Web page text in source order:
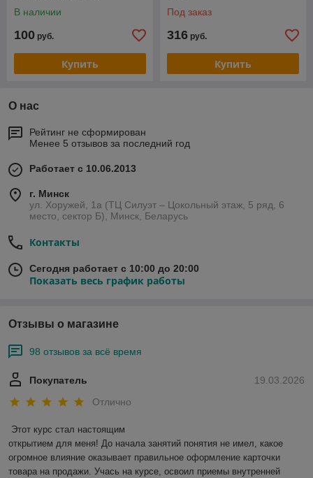
В наличии
100 руб.
Купить
Под заказ
316 руб.
Купить
О нас
Рейтинг не сформирован
Менее 5 отзывов за последний год
Работает с 10.06.2013
г. Минск
ул. Хоружей, 1а (ТЦ Силуэт – Цокольный этаж, 5 ряд, 6
место, сектор Б), Минск, Беларусь
Контакты
Сегодня работает с 10:00 до 20:00
Показать весь график работы
Отзывы о магазине
98 отзывов за всё время
19.03.2026
Покупатель
Отлично
Этот курс стал настоящим
открытием для меня! До начала занятий понятия не имел, какое
огромное влияние оказывает правильное оформление карточки
товара на продажи. Учась на курсе, освоил приемы внутренней